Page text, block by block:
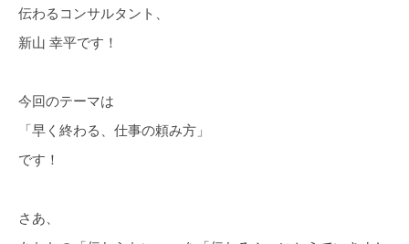
伝わるコンサルタント、
新山 幸平です！
今回のテーマは
「早く終わる、仕事の頼み方」
です！
さあ、